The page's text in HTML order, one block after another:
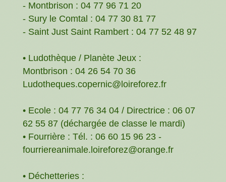
- Montbrison : 04 77 96 71 20
- Sury le Comtal : 04 77 30 81 77
- Saint Just Saint Rambert : 04 77 52 48 97
• Ludothèque / Planète Jeux :
Montbrison : 04 26 54 70 36
Ludotheques.copernic@loireforez.fr
• Ecole : 04 77 76 34 04 / Directrice : 06 07
62 55 87 (déchargée de classe le mardi)
• Fourrière : Tél. : 06 60 15 96 23 -
fourriereanimale.loireforez@orange.fr
• Déchetteries :